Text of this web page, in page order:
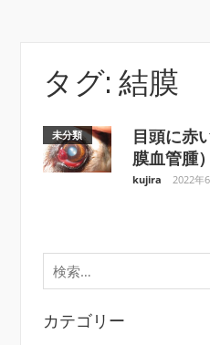
タグ: 結膜
未分類
目頭に赤
膜血管腫）
kujira 2022年
検
索:
カテゴリー